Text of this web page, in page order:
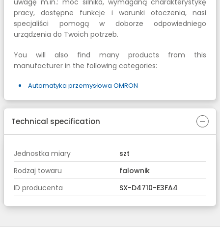
uwagę m.in.: moc silnika, wymaganą charakterystykę
pracy, dostępne funkcje i warunki otoczenia, nasi
specjaliści pomogą w doborze odpowiedniego
urządzenia do Twoich potrzeb.
You will also find many products from this
manufacturer in the following categories:
Automatyka przemysłowa OMRON
Technical specification
Jednostka miary
szt
Rodzaj towaru
falownik
ID producenta
SX-D4710-E3FA4